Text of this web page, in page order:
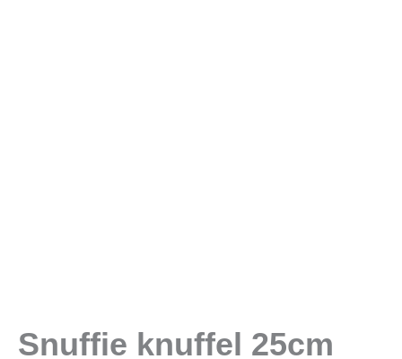
Snuffie knuffel 25cm